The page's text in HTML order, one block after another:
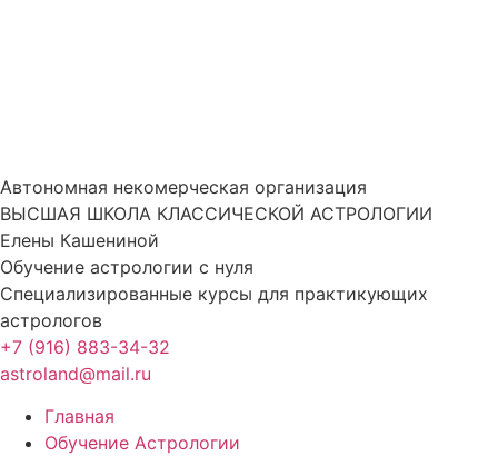
Автономная некомерческая организация
ВЫСШАЯ ШКОЛА КЛАССИЧЕСКОЙ АСТРОЛОГИИ
Елены Кашениной
Обучение астрологии с нуля
Специализированные курсы для практикующих
астрологов
+7 (916) 883-34-32
astroland@mail.ru
Главная
Обучение Астрологии